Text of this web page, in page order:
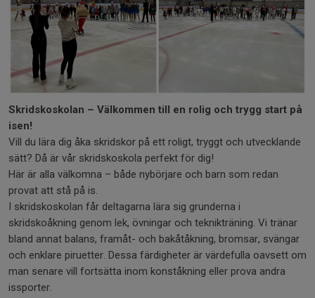
Skridskoskolan – Välkommen till en rolig och trygg start på
isen!
Vill du lära dig åka skridskor på ett roligt, tryggt och utvecklande
sätt? Då är vår skridskoskola perfekt för dig!
Här är alla välkomna – både nybörjare och barn som redan
provat att stå på is.
I skridskoskolan får deltagarna lära sig grunderna i
skridskoåkning genom lek, övningar och teknikträning. Vi tränar
bland annat balans, framåt- och bakåtåkning, bromsar, svängar
och enklare piruetter. Dessa färdigheter är värdefulla oavsett om
man senare vill fortsätta inom konståkning eller prova andra
issporter.